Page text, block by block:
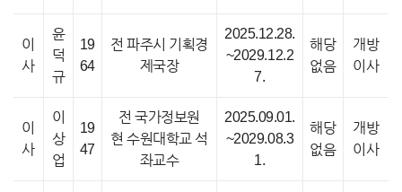
이
사
윤
덕
규
19
64
전 파주시 기획경
제국장
2025.12.28.
~2029.12.2
7.
해당
없음
개방
이사
이
사
이
상
업
19
47
전 국가정보원
현 수원대학교 석
좌교수
2025.09.01.
~2029.08.3
1.
해당
없음
개방
이사